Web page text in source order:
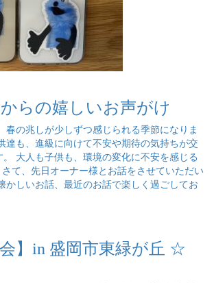
らの嬉しいお声がけ
春の兆しが少しずつ感じられる季節になりま
達も、進級に向けて不安や期待の気持ちが交
大人も子供も、環境の変化に不安を感じる
て、先日オーナー様とお話をさせていただい
かしいお話、最近のお話で楽しく過ごしてお
会】in 盛岡市東緑が丘 ☆